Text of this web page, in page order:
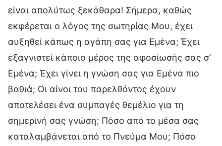
είναι απολύτως ξεκάθαρα! Σήμερα, καθώς
εκφέρεται ο λόγος της σωτηρίας Μου, έχει
αυξηθεί κάπως η αγάπη σας για Εμένα; Έχει
εξαγνιστεί κάποιο μέρος της αφοσίωσής σας σ’
Εμένα; Έχει γίνει η γνώση σας για Εμένα πιο
βαθιά; Οι αίνοι του παρελθόντος έχουν
αποτελέσει ένα συμπαγές θεμέλιο για τη
σημερινή σας γνώση; Πόσο από το μέσα σας
καταλαμβάνεται από το Πνεύμα Μου; Πόσο